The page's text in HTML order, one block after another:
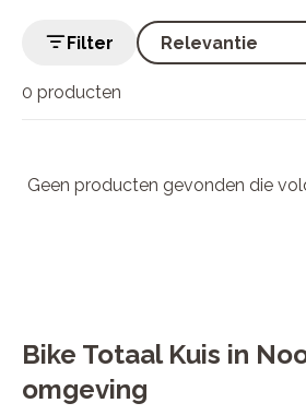
0 producten
Filter
Geen producten gevonden die
Bike Totaal Kuis in
omgeving